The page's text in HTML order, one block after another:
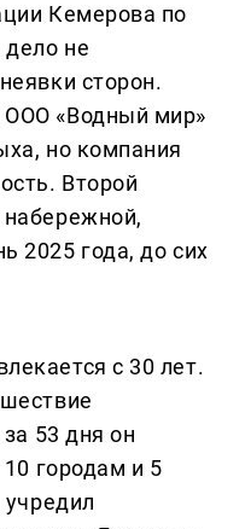
Кемерова по
дело не
сторон.
«Водный мир»
но компания
Второй
2025 года, до сих
с 30 лет.
53 дня он
городам и 5